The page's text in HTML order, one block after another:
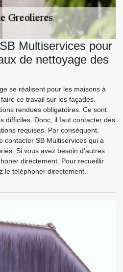
Multiservices pour
de nettoyage des
se réalisent pour les maisons à
ce travail sur les façades.
rendues obligatoires. Ce sont
difficiles. Donc, il faut contacter des
requises. Par conséquent,
contacter SB Multiservices qui a
Si vous avez besoin d'autres
directement. Pour recueillir
le téléphoner directement.